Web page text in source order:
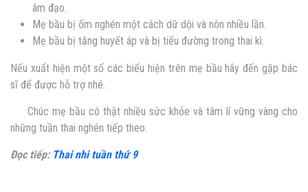
âm đạo.
Mẹ bầu bị ốm nghén một cách dữ dội và nôn nhiều lần.
Mẹ bầu bị tăng huyết áp và bị tiểu đường trong thai kì.
Nếu xuất hiện một số các biểu hiện trên mẹ bầu hãy đến gặp bác
sĩ để được hỗ trợ nhé.
Chúc mẹ bầu có thật nhiều sức khỏe và tâm lí vững vàng cho
những tuần thai nghén tiếp theo.
Đọc tiếp: Thai nhi tuần thứ 9